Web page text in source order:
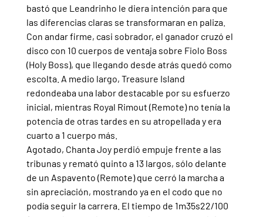
bastó que Leandrinho le diera intención para que
las diferencias claras se transformaran en paliza.
Con andar firme, casi sobrador, el ganador cruzó el
disco con 10 cuerpos de ventaja sobre Fiolo Boss
(Holy Boss), que llegando desde atrás quedó como
escolta. A medio largo, Treasure Island
redondeaba una labor destacable por su esfuerzo
inicial, mientras Royal Rimout (Remote) no tenía la
potencia de otras tardes en su atropellada y era
cuarto a 1 cuerpo más.
Agotado, Chanta Joy perdió empuje frente a las
tribunas y remató quinto a 13 largos, sólo delante
de un Aspavento (Remote) que cerró la marcha a
sin apreciación, mostrando ya en el codo que no
podía seguir la carrera. El tiempo de 1m35s22/100